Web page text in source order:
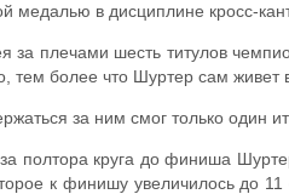
медалью в дисциплине кросс-
за плечами шесть титулов
более что Шуртер сам живет
за ним смог только один
полтора круга до финиша
к финишу увеличилось до